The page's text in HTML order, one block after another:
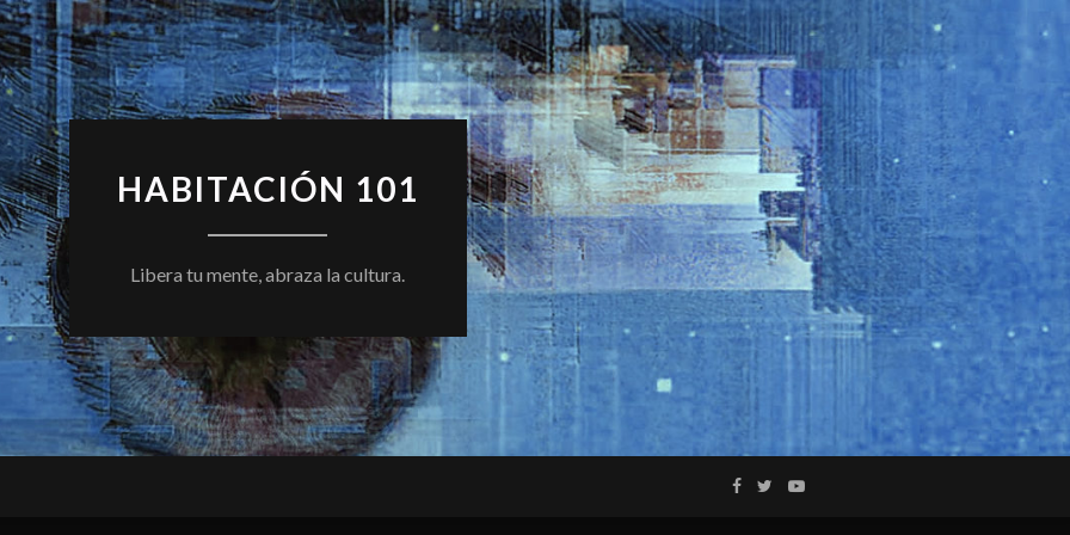
HABITACIÓN 101
Libera tu mente, abraza la cultura.